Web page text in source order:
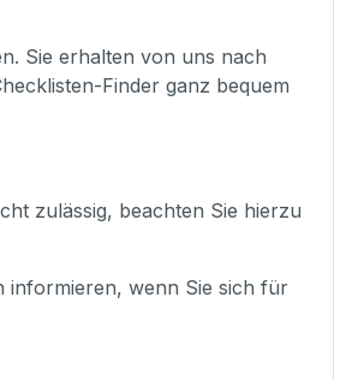
Sie erhalten von uns nach
Finder ganz bequem
zulässig, beachten Sie hierzu
informieren, wenn Sie sich für